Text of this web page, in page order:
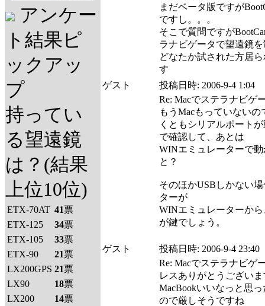
アンケー
ト結果ピ
ックアッ
プ
持ってい
る望遠鏡
は？(結果
上位10位)
ETX-70AT 41票
ETX-125
34票
ETX-105
33票
ETX-90
21票
LX200GPS 21票
LX90
18票
LX200
14票
まだベータ版ですが
ですし。。。
そこで質問ですが
ラナビゲータで望遠鏡
どなたか試された方居
す
ゲスト
投稿日時: 2006-9-4 1:04
Re: Macでステラナビゲ
もうMacもっていない
くともシリアルポート
で確認して、あとは
WINエミュレーターで
と？
そのほかUSBしかない
ターが
WINエミュレーターか
が鍵でしょう。
ゲスト 投稿日時: 2006-9-4 23:40
Re: Macでステラナビゲ
レスありがとうございま
MacBookいいなっと思
ので厳しそうですね